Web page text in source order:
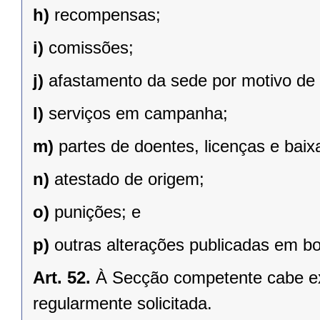
h) recompensas;
i) comissões;
j) afastamento da sede por motivo
l) serviços em campanha;
m) partes de doentes, licenças e
n) atestado de origem;
o) punições; e
p) outras alterações publicadas em
Art. 52. À Secção competente cabe
regularmente solicitada.